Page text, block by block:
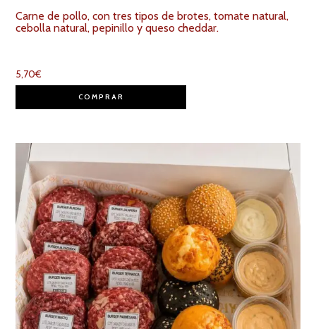
Carne de pollo, con tres tipos de brotes, tomate natural,
cebolla natural, pepinillo y queso cheddar.
5,70€
COMPRAR